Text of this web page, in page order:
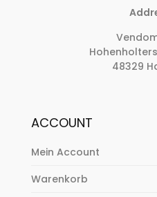
48329
ACCOUNT
Mein Account
Warenkorb